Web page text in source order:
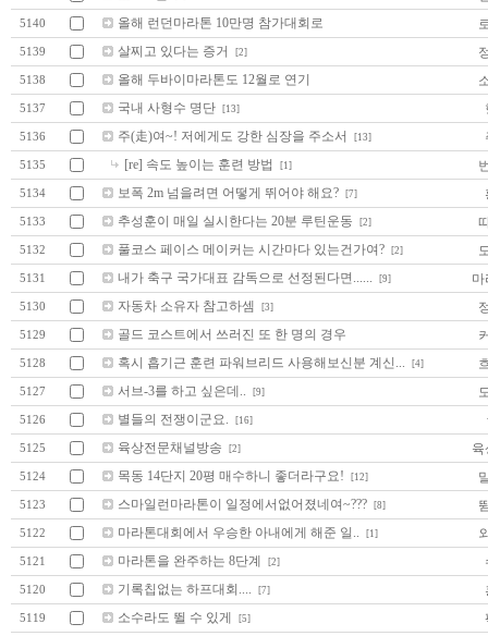
5140 올해 런던마라톤 10만명 참가대회로
5139 살찌고 있다는 증거 [2]
5138 올해 두바이마라톤도 12월로 연기
5137 국내 사형수 명단 [13]
5136 주(走)여~! 저에게도 강한 심장을 주소서 [13]
5135 [re] 속도 높이는 훈련 방법 [1]
5134 보폭 2m 넘을려면 어떻게 뛰어야 해요? [7]
5133 추성훈이 매일 실시한다는 20분 루틴운동 [2]
5132 풀코스 페이스 메이커는 시간마다 있는건가여? [2]
5131 내가 축구 국가대표 감독으로 선정된다면...... [9] 마
5130 자동차 소유자 참고하셈 [3]
5129 골드 코스트에서 쓰러진 또 한 명의 경우
5128 혹시 흡기근 훈련 파워브리드 사용해보신분 계신... [4]
5127 서브-3를 하고 싶은데.. [9]
5126 별들의 전쟁이군요. [16]
5125 육상전문채널방송 [2] 육
5124 목동 14단지 20평 매수하니 좋더라구요! [12]
5123 스마일런마라톤이 일정에서없어졌네여~??? [8]
5122 마라톤대회에서 우승한 아내에게 해준 일.. [1]
5121 마라톤을 완주하는 8단계 [2]
5120 기록칩없는 하프대회.... [7]
5119 소수라도 뛸 수 있게 [5]